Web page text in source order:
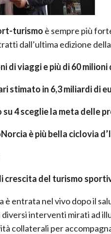
turismo è sempre più
dall’ultima edizione
di viaggi e più di 60
stimato in 6,3 miliardi di
su 4 sceglie la meta delle
è più bella ciclovia
crescita del turismo
è entrata nel vivo dopo il
diversi interventi mirati ad
collaterali per